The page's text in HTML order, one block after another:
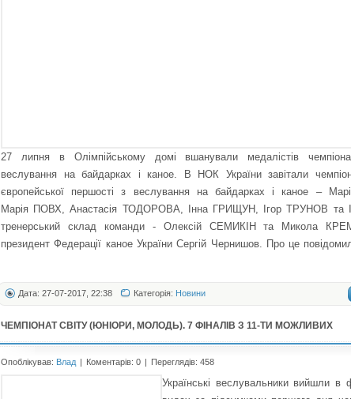
27 липня в Олімпійському домі вшанували медалістів
веслування на байдарках і каное.
В НОК України завітали
європейської першості з веслування на байдарках і каное –
Марія ПОВХ, Анастасія ТОДОРОВА, Інна ГРИЩУН, Ігор ТРУНОВ та
тренерський склад команди - Олексій СЕМИКІН та Микола
президент Федерації каное України Сергій Чернишов. Про це
Дата: 27-07-2017, 22:38 Категорія: Новини
ЧЕМПІОНАТ CВІТУ (ЮНІОРИ, МОЛОДЬ). 7 ФІНАЛІВ З 11-ТИ МОЖЛИВИХ
Опоблікував: Влад | Коментарів: 0 | Переглядів: 458
Українські веслувальники вийшли в